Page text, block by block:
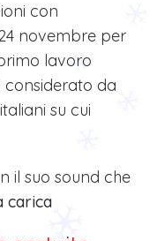
con
novembre per
lavoro
considerato da
su cui
il suo sound che
carica